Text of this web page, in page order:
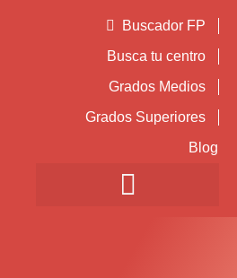
Buscador FP
Busca tu centro
Grados Medios
Grados Superiores
Blog